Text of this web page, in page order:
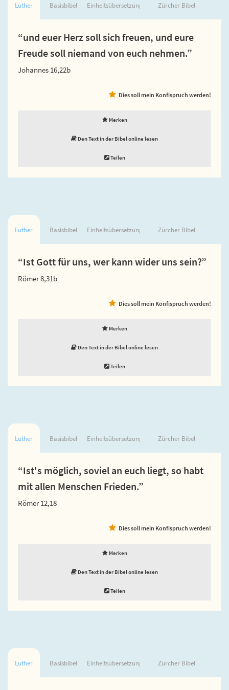
Luther Basisbibel Einheitsübersetzung Zürcher Bibel
“und euer Herz soll sich freuen, und eure
Freude soll niemand von euch nehmen.”
Johannes 16,22b
Dies soll mein Konfispruch werden!
Merken
Den Text in der Bibel online lesen
Teilen
Luther Basisbibel Einheitsübersetzung Zürcher Bibel
“Ist Gott für uns, wer kann wider uns sein?”
Römer 8,31b
Dies soll mein Konfispruch werden!
Merken
Den Text in der Bibel online lesen
Teilen
Luther Basisbibel Einheitsübersetzung Zürcher Bibel
“Ist's möglich, soviel an euch liegt, so habt
mit allen Menschen Frieden.”
Römer 12,18
Dies soll mein Konfispruch werden!
Merken
Den Text in der Bibel online lesen
Teilen
Luther Basisbibel Einheitsübersetzung Zürcher Bibel